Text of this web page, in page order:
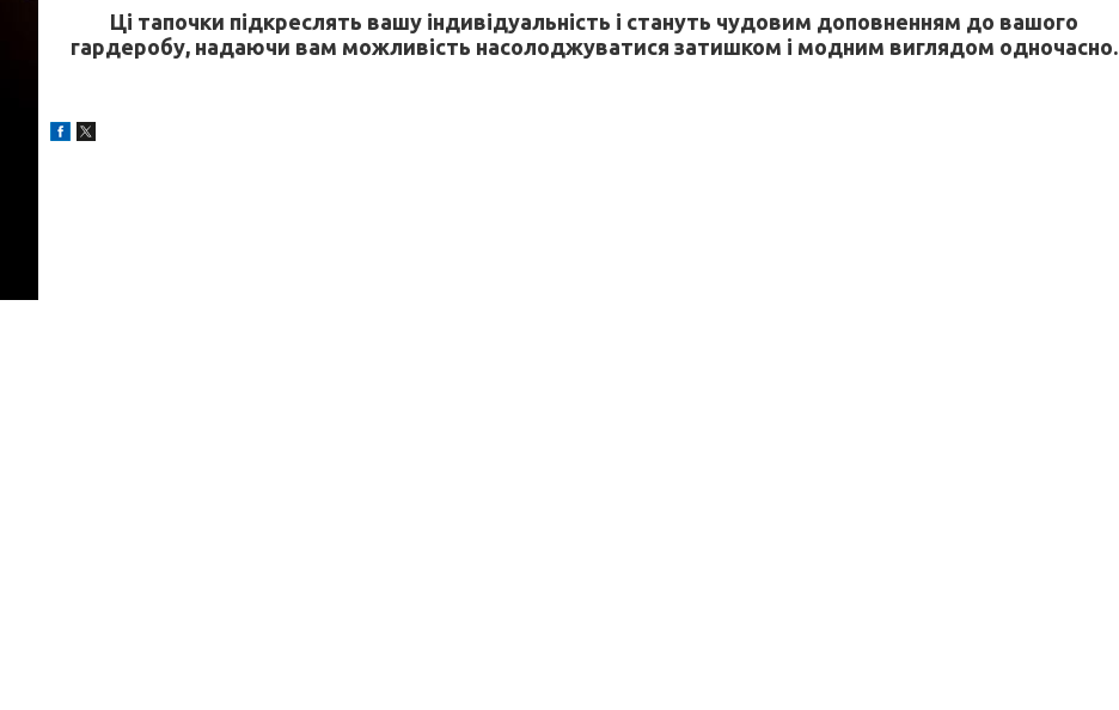
Ці тапочки підкреслять вашу індивідуальність і стануть чудовим доповненням до вашого
гардеробу, надаючи вам можливість насолоджуватися затишком і модним виглядом одночасно.